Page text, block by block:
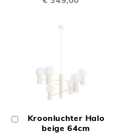
Kroonluchter Halo
beige 64cm
Winkelwagen